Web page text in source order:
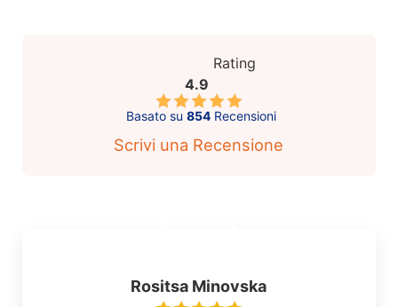
Rating
4.9
Basato su 854Recensioni
Scrivi una Recensione
Rositsa Minovska